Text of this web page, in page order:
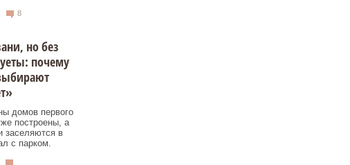
8
но без
почему
домов первого
построены, а
заселяются в
с парком.